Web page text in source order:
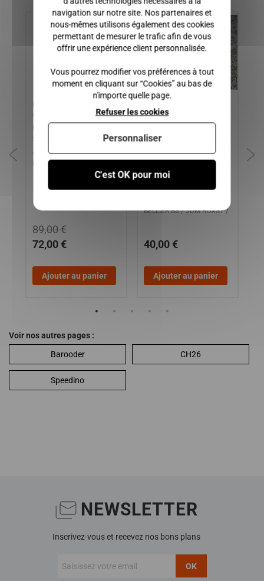
90 dents / CHATENET
TITANE 1-2-3 / LIGIER
AMBRA, NOVA / MICROCAR
LYRA, VIRGO 1
72,00 €
89,00 €
Ajouter au panier
MOTEUR LOMBARDINI DCI,
F8C, M8, MGO 3-4, MGO 6 /
LIGIER XTOO R, XTOO RS,
OPTIMAX, IXO, JSRC, JS50
PHASE 1 2 et 3 / DUE 3,
DUE 5, DUE 6 / CHATENET
BELLIER B8 / JDM ROXSY /
40,00 €
Ajouter au panier
Voir nos autres pages :
Barooder
CH26
Speedino
NEWSLETTER
Inscrivez-vous et recevez nos bons plans
OK
navigation sur notre site. Nos partenaires et
nous-mêmes utilisons également des cookies
permettant de mesurer le trafic afin de vous
offrir une expérience client personnalisée.
Vous pourrez modifier vos préférences à tout
moment en cliquant sur “Cookies” au bas de
n'importe quelle page.
C'est OK pour moi
Refuser les cookies
Personnaliser